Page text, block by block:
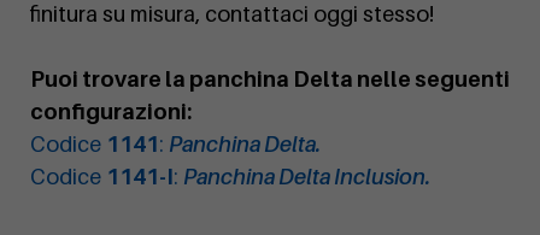
finitura su misura, contattaci oggi stesso!
Puoi trovare la panchina Delta nelle seguenti
configurazioni:
Codice 1141: Panchina Delta.
Codice 1141-I: Panchina Delta Inclusion.